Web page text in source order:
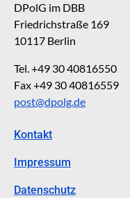
DPolG im DBB
Friedrichstraße 169
10117 Berlin
Tel. +49 30 40816550
Fax +49 30 40816559
post@dpolg.de
Kontakt
Impressum
Datenschutz